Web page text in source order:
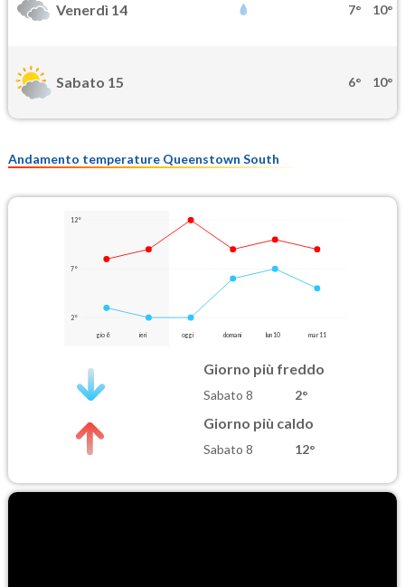
Venerdì 14 7° 10°
Sabato 15 6° 10°
Andamento temperature Queenstown South
12°
7°
2°
gio 6 ieri oggi domani lun 10 mar 11
Giorno più freddo
Sabato 8 2°
Giorno più caldo
Sabato 8 12°